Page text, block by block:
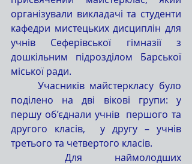
організували викладачі та студенти
кафедри мистецьких дисциплін для
учнів Сеферівської гімназії з
дошкільним підрозділом Барської
міської ради.
поділено на дві вікові групи: у
першу об’єднали учнів  першого та
другого класів,  у другу – учнів
третього та четвертого класів.